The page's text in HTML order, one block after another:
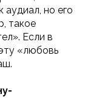
аудиал, но его
такое
Если в
«любовь